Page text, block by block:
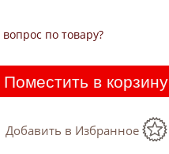
вопрос по товару?
Поместить в корзину
Добавить в Избранное